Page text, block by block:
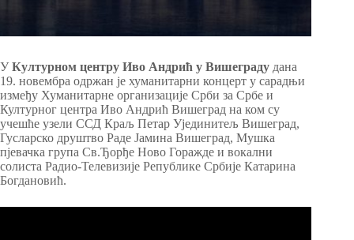
УКултурном центру Иво Андрић у Вишеграду дана
19. новембра одржан је хуманитарни концерт у сарадњи
између Хуманитарне организације Срби за Србе и
Културног центра Иво Андрић Вишеград на ком су
учешће узели ССД Краљ Петар Ујединитељ Вишеград,
Гусларско друштво Раде Јамина Вишеград, Мушка
пјевачка група Св.Ђорђе Ново Горажде и вокални
солиста Радио-Телевизије Републике Србије Катарина
Богдановић.